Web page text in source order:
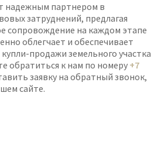
надежным партнером в
затруднений, предлагая
сопровождение на каждом этапе
облегчает и обеспечивает
продажи земельного участка
обратиться к нам по номеру +7
заявку на обратный звонок,
сайте.